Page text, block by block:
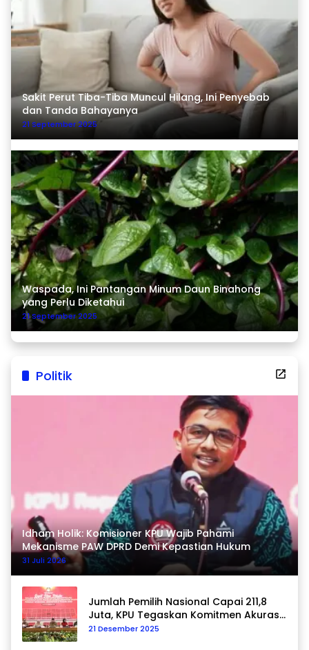
Sakit Perut Tiba-Tiba Muncul Hilang, Ini Penyebab
dan Tanda Bahayanya
21 September 2025
Waspada, Ini Pantangan Minum Daun Binahong
yang Perlu Diketahui
21 September 2025
Politik
Idham Holik: Komisioner KPU Wajib Pahami
Mekanisme PAW DPRD Demi Kepastian Hukum
31 Juli 2026
Jumlah Pemilih Nasional Capai 211,8
Juta, KPU Tegaskan Komitmen Akurasi
Data Berkelanjutan
21 Desember 2025